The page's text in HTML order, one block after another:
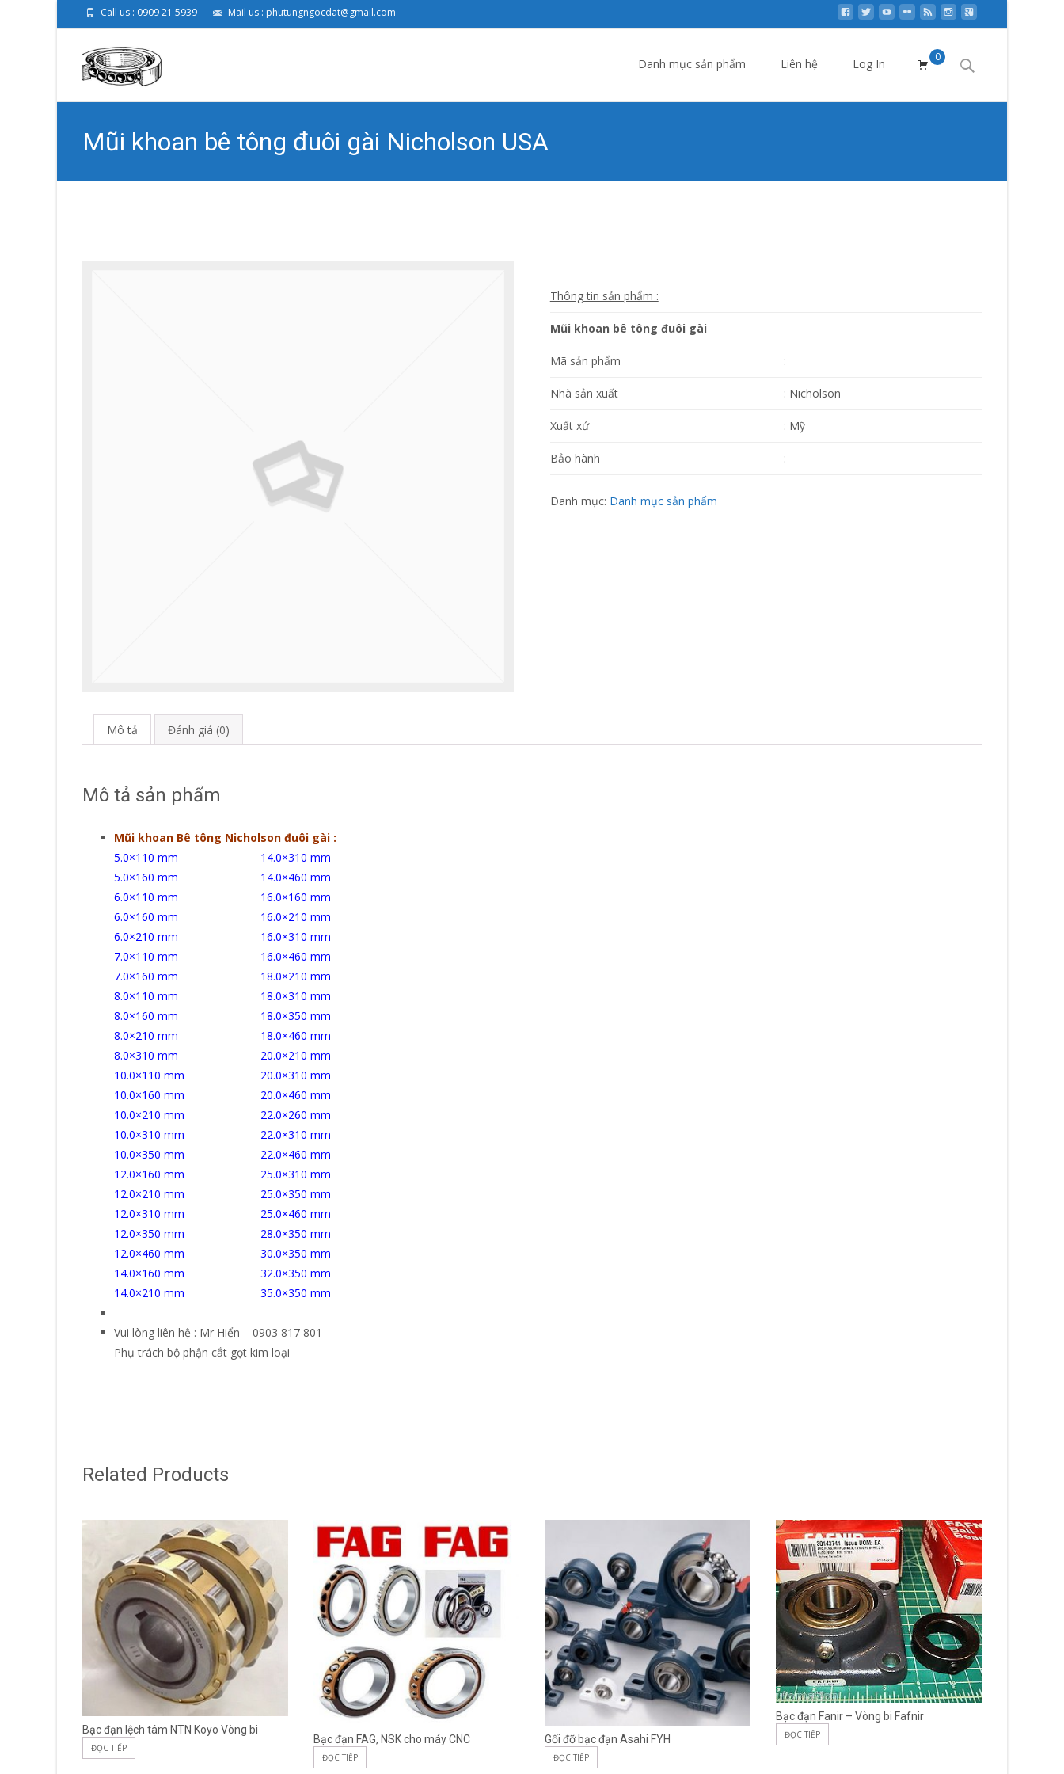
Call us : 0909 21 5939 Mail us : phutungngocdat@gmail.com
Danh mục sản phẩm
Liên hệ Log In 0
Search
Mũi khoan bê tông đuôi gài Nicholson USA
Thông tin sản phẩm :
Mũi khoan bê tông đuôi gài
Mã sản phẩm :
Nhà sản xuất : Nicholson
Xuất xứ : Mỹ
Bảo hành :
Danh mục: Danh mục sản phẩm
Mô tả Đánh giá (0)
Mô tả sản phẩm
Mũi khoan Bê tông Nicholson đuôi gài :
5.0×110 mm 14.0×310 mm
5.0×160 mm 14.0×460 mm
6.0×110 mm 16.0×160 mm
6.0×160 mm 16.0×210 mm
6.0×210 mm 16.0×310 mm
7.0×110 mm 16.0×460 mm
7.0×160 mm 18.0×210 mm
8.0×110 mm 18.0×310 mm
8.0×160 mm 18.0×350 mm
8.0×210 mm 18.0×460 mm
8.0×310 mm 20.0×210 mm
10.0×110 mm 20.0×310 mm
10.0×160 mm 20.0×460 mm
10.0×210 mm 22.0×260 mm
10.0×310 mm 22.0×310 mm
10.0×350 mm 22.0×460 mm
12.0×160 mm 25.0×310 mm
12.0×210 mm 25.0×350 mm
12.0×310 mm 25.0×460 mm
12.0×350 mm 28.0×350 mm
12.0×460 mm 30.0×350 mm
14.0×160 mm 32.0×350 mm
14.0×210 mm 35.0×350 mm
Vui lòng liên hệ : Mr Hiển – 0903 817 801
Phụ trách bộ phận cắt gọt kim loại
Related Products
Bạc đạn lệch tâm NTN Koyo Vòng bi
ĐỌC TIẾP
Bạc đạn FAG, NSK cho máy CNC
ĐỌC TIẾP
Gối đỡ bạc đạn Asahi FYH
ĐỌC TIẾP
Bạc đạn Fanir – Vòng bi Fafnir
ĐỌC TIẾP